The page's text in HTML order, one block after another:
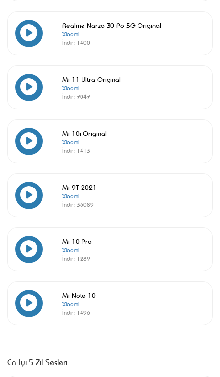
Realme Narzo 30 Po 5G Original
Xiaomi
İndir: 1400
Mi 11 Ultra Original
Xiaomi
İndir: 7047
Mi 10i Original
Xiaomi
İndir: 1413
Mi 9T 2021
Xiaomi
İndir: 36089
Mi 10 Pro
Xiaomi
İndir: 1289
Mi Note 10
Xiaomi
İndir: 1496
En İyi 5 Zil Sesleri